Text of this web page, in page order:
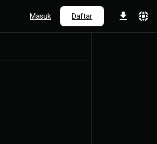
Masuk Daftar